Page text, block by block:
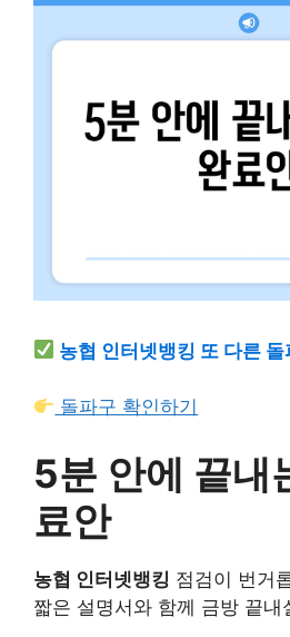
농협 인터넷뱅킹 또 다른
돌파구 확인하기
5분 안에 끝내
료안
농협 인터넷뱅킹 점검이 번거
짧은 설명서와 함께 금방 끝내